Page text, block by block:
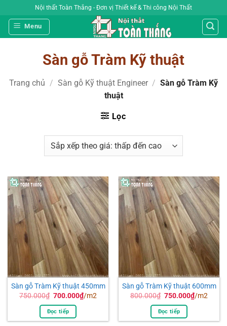
qua
nội
Nội thất Toàn Thắng - Đơn vị Thiết kế & Thi công Nội Thất
Menu
Sàn gỗ Tràm Kỹ thuật
Trang chủ / Sàn gỗ Kỹ thuật Engineer / Sàn gỗ Tràm Kỹ
thuật
Lọc
Sàn gỗ Tràm Kỹ thuật 450mm
750.000₫ Giá
là:
750.000₫.
700.000₫Giá
hiện
700.000₫.
/m2
Đọc tiếp
Sàn gỗ Tràm Kỹ thuật 600mm
800.000₫ Giá
là:
800.000₫.
750.000₫Giá
hiện
750.000₫.
/m2
Đọc tiếp